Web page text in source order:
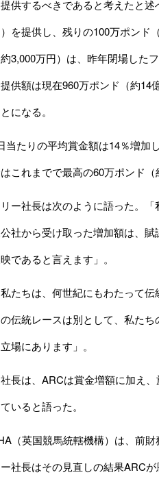
供するべきであると考えたと
を提供し、残りの100万ポンド
約3,000万円）は、昨年閉場した
供額は現在960万ポンド（約14
になる。
当たりの平均賞金額は14％増加
これまでで最高の60万ポンド
ー社長は次のように語った。「
社から受け取った増加額は、
であると言えます」。
たちは、何世紀にもわたって伝
伝統レースは別として、私た
場にあります」。
長は、ARCは賞金増額に加え
いると語った。
（英国競馬統轄機構）は、前財
社長はその見直しの結果ARC